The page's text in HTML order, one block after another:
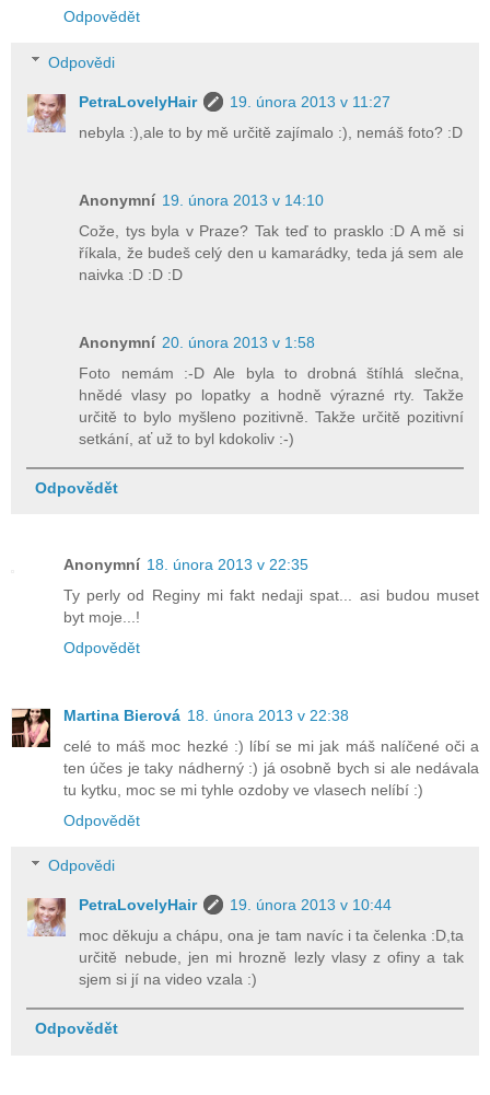
Odpovědět
Odpovědi
PetraLovelyHair
19. února 2013 v 11:27
nebyla :),ale to by mě určitě zajímalo :), nemáš foto? :D
Anonymní 19. února 2013 v 14:10
Cože, tys byla v Praze? Tak teď to prasklo :D A mě si
říkala, že budeš celý den u kamarádky, teda já sem ale
naivka :D :D :D
Anonymní 20. února 2013 v 1:58
Foto nemám :-D Ale byla to drobná štíhlá slečna,
hnědé vlasy po lopatky a hodně výrazné rty. Takže
určitě to bylo myšleno pozitivně. Takže určitě pozitivní
setkání, ať už to byl kdokoliv :-)
Odpovědět
Anonymní 18. února 2013 v 22:35
Ty perly od Reginy mi fakt nedaji spat... asi budou muset
byt moje...!
Odpovědět
Martina Bierová 18. února 2013 v 22:38
celé to máš moc hezké :) líbí se mi jak máš nalíčené oči a
ten účes je taky nádherný :) já osobně bych si ale nedávala
tu kytku, moc se mi tyhle ozdoby ve vlasech nelíbí :)
Odpovědět
Odpovědi
PetraLovelyHair
19. února 2013 v 10:44
moc děkuju a chápu, ona je tam navíc i ta čelenka :D,ta
určitě nebude, jen mi hrozně lezly vlasy z ofiny a tak
sjem si jí na video vzala :)
Odpovědět